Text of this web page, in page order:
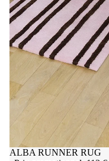
Promotion
ALBA RUNNER RUG